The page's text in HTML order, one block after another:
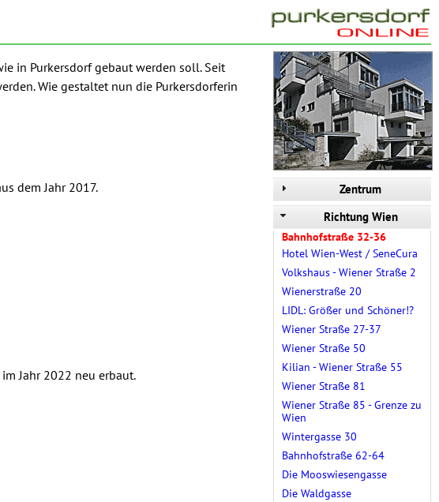
Zentrum
Richtung Wien
Bahnhofstraße 32-36
Hotel Wien-West / SeneCura
Volkshaus - Wiener Straße 2
Wienerstraße 20
LIDL: Größer und Schöner!?
Wiener Straße 27-37
Wiener Straße 50
Kilian - Wiener Straße 55
Wiener Straße 81
Wiener Straße 85 - Grenze zu
Wien
Wintergasse 30
Bahnhofstraße 62-64
Die Mooswiesengasse
Die Waldgasse
in Purkersdorf gebaut werden soll. Seit
Wie gestaltet nun die Purkersdorferin
dem Jahr 2017.
Jahr 2022 neu erbaut.